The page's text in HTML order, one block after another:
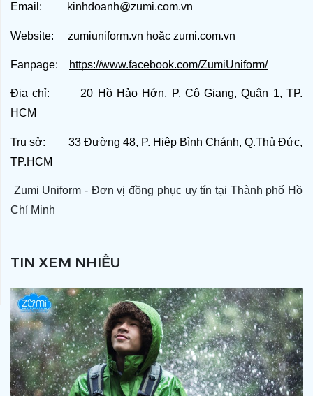
TIN XEM NHIỀU
Email: kinhdoanh@zumi.com.vn
Website: zumiuniform.vn hoặc zumi.com.vn
Fanpage: https://www.facebook.com/ZumiUniform/
Địa chỉ: 20 Hồ Hảo Hớn, P. Cô Giang, Quận 1, TP.
HCM
Trụ sở: 33 Đường 48, P. Hiệp Bình Chánh, Q.Thủ Đức,
TP.HCM
Zumi Uniform - Đơn vị đồng phục uy tín tại Thành phố Hồ
Chí Minh